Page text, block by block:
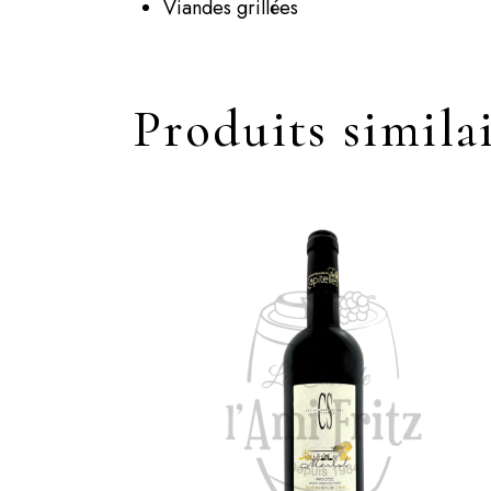
Viandes grillées
Produits